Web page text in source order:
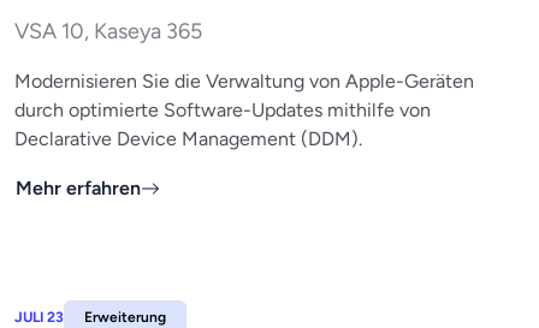
VSA 10, Kaseya 365
Modernisieren Sie die Verwaltung von Apple-Geräten
durch optimierte Software-Updates mithilfe von
Declarative Device Management (DDM).
Mehr erfahren
JULI 23 Erweiterung